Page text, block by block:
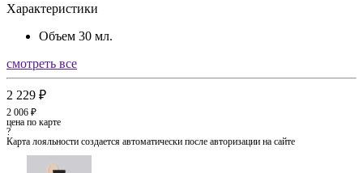
Характеристики
Объем 30 мл.
смотреть все
2 229 ₽
2 006 ₽
цена по карте
?
Карта лояльности создается автоматически после авторизации на сайте